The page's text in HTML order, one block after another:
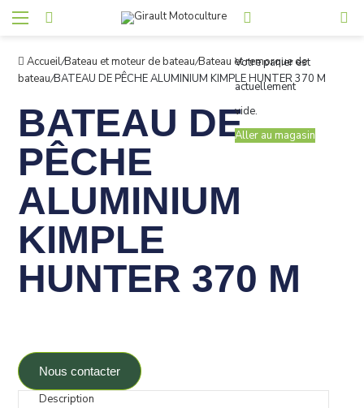
Votre panier est
actuellement
vide.
Aller au magasin
Accueil/Bateau et moteur de bateau/Bateau et remorque de
bateau/BATEAU DE PÊCHE ALUMINIUM KIMPLE HUNTER 370 M
BATEAU DE
PÊCHE
ALUMINIUM
KIMPLE
HUNTER 370 M
Nous contacter
Description